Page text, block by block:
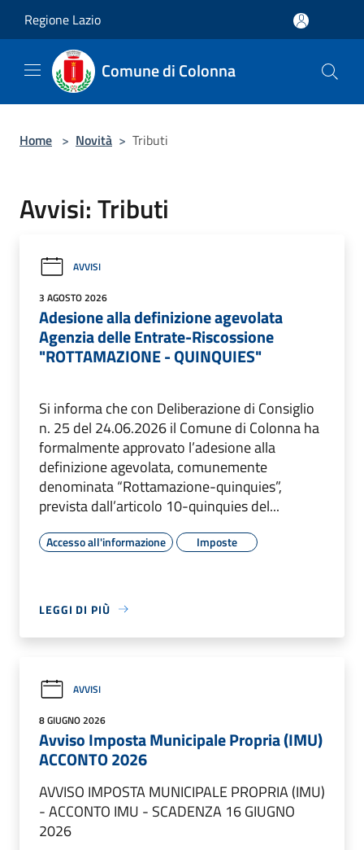
Regione Lazio
Comune di Colonna
Home > Novità > Tributi
Avvisi: Tributi
AVVISI
3 AGOSTO 2026
Adesione alla definizione agevolata
Agenzia delle Entrate-Riscossione
"ROTTAMAZIONE - QUINQUIES"
Si informa che con Deliberazione di Consiglio
n. 25 del 24.06.2026 il Comune di Colonna ha
formalmente approvato l’adesione alla
definizione agevolata, comunemente
denominata “Rottamazione-quinquies”,
prevista dall’articolo 10-quinquies del...
Accesso all'informazione Imposte
LEGGI DI PIÙ
AVVISI
8 GIUGNO 2026
Avviso Imposta Municipale Propria (IMU)
ACCONTO 2026
AVVISO IMPOSTA MUNICIPALE PROPRIA (IMU)
- ACCONTO IMU - SCADENZA 16 GIUGNO
2026